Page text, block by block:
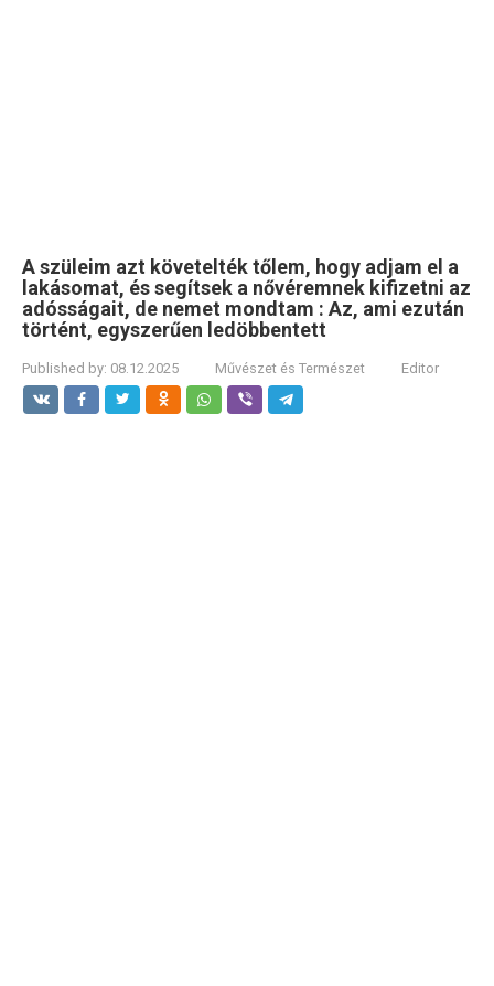
A szüleim azt követelték tőlem, hogy adjam el a
lakásomat, és segítsek a nővéremnek kifizetni az
adósságait, de nemet mondtam : Az, ami ezután
történt, egyszerűen ledöbbentett
Published by: 08.12.2025 Művészet és Természet Editor